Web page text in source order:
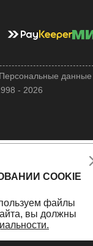
- 2026
Персональные данные
COOKIE
файлы
вы должны